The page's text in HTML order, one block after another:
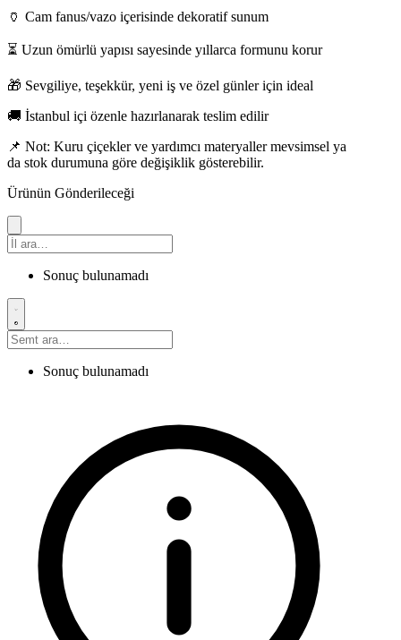
🏺 Cam fanus/vazo içerisinde dekoratif sunum
⏳ Uzun ömürlü yapısı sayesinde yıllarca formunu korur
🎁 Sevgiliye, teşekkür, yeni iş ve özel günler için ideal
🚚 İstanbul içi özenle hazırlanarak teslim edilir
📌 Not: Kuru çiçekler ve yardımcı materyaller mevsimsel ya
da stok durumuna göre değişiklik gösterebilir.
Ürünün Gönderileceği
Sonuç bulunamadı
Sonuç bulunamadı